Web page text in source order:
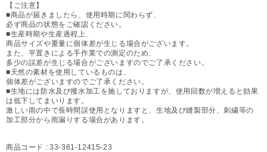
【ご注意】
■商品が届きましたら、使用時期に関わらず、
必ず商品の状態をご確認ください。
■生産時期や生産過程上、
商品サイズや重量に個体差が生じる場合がございます。
また、平置きによる手作業での測定のため、
多少の誤差が生じる場合がございますのでご了承ください。
■天然の素材を使用しているものは、
個体差がございますのでご了承ください。
■生地には防水及び撥水加工を施しておりますが、使用回数が増えると効果
は低下してまいります。
激しい雨の中で長時間誤使用となりますと、生地及び縫製部分、刺繍等の
加工部分から雨漏りする場合があります。
商品コード : 33-361-12415-23